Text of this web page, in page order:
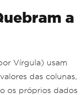
a
Vírgula) usam
das colunas,
os próprios dados